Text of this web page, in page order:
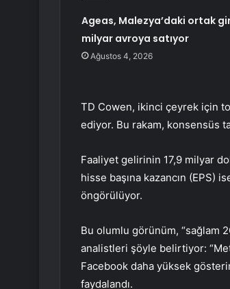
Ageas, Malezya’daki ortak
milyar avroya satıyor
Ağustos 4, 2026
TD Cowen, ikinci çeyrek için
ediyor. Bu rakam, konsensüs
Faaliyet gelirinin 17,9 milyar
hisse başına kazancın (EPS)
öngörülüyor.
Bu olumlu görünüm, “sağlam
analistleri şöyle belirtiyor:
Facebook daha yüksek
faydalandı.